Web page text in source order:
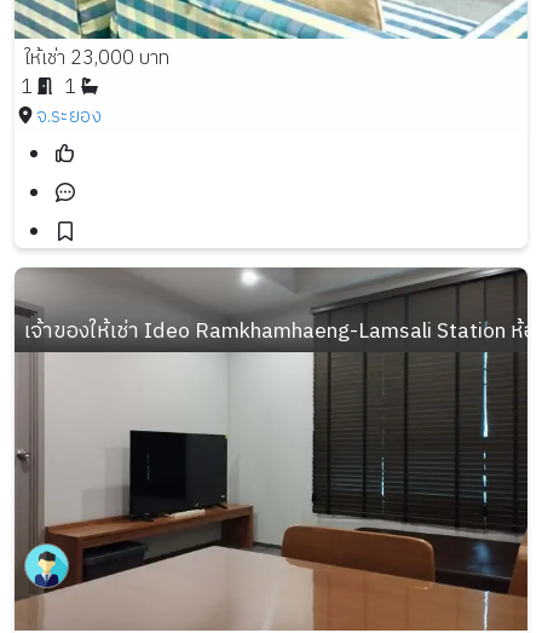
ให้เช่า 23,000 บาท
1
1
จ.ระยอง
เจ้าของให้เช่า Ideo Ramkhamhaeng-Lamsali Station